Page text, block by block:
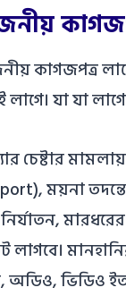
কাগজপত্র
লাগে। যা যা
চেষ্টার
ময়না
লাগবে।
অডিও, ভিডিও